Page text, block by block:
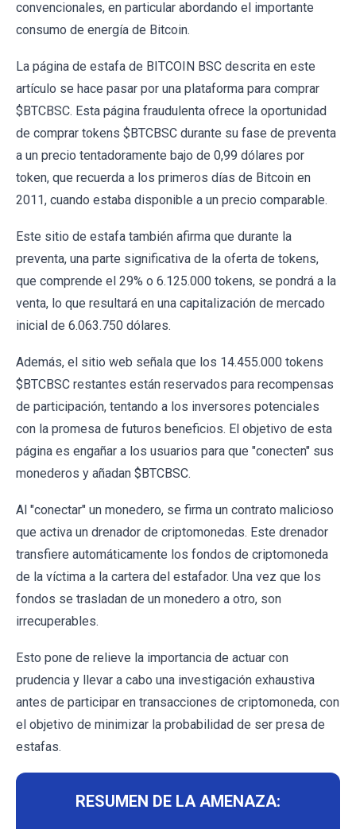
convencionales, en particular abordando el importante
consumo de energía de Bitcoin.
La página de estafa de BITCOIN BSC descrita en este
artículo se hace pasar por una plataforma para comprar
$BTCBSC. Esta página fraudulenta ofrece la oportunidad
de comprar tokens $BTCBSC durante su fase de preventa
a un precio tentadoramente bajo de 0,99 dólares por
token, que recuerda a los primeros días de Bitcoin en
2011, cuando estaba disponible a un precio comparable.
Este sitio de estafa también afirma que durante la
preventa, una parte significativa de la oferta de tokens,
que comprende el 29% o 6.125.000 tokens, se pondrá a la
venta, lo que resultará en una capitalización de mercado
inicial de 6.063.750 dólares.
Además, el sitio web señala que los 14.455.000 tokens
$BTCBSC restantes están reservados para recompensas
de participación, tentando a los inversores potenciales
con la promesa de futuros beneficios. El objetivo de esta
página es engañar a los usuarios para que "conecten" sus
monederos y añadan $BTCBSC.
Al "conectar" un monedero, se firma un contrato malicioso
que activa un drenador de criptomonedas. Este drenador
transfiere automáticamente los fondos de criptomoneda
de la víctima a la cartera del estafador. Una vez que los
fondos se trasladan de un monedero a otro, son
irrecuperables.
Esto pone de relieve la importancia de actuar con
prudencia y llevar a cabo una investigación exhaustiva
antes de participar en transacciones de criptomoneda, con
el objetivo de minimizar la probabilidad de ser presa de
estafas.
RESUMEN DE LA AMENAZA: